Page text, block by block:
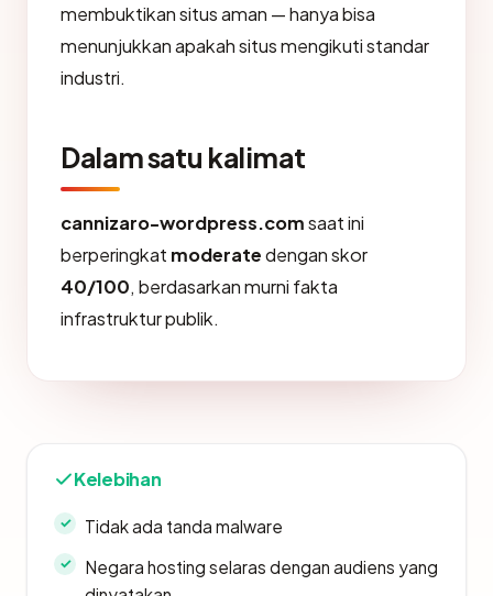
membuktikan situs aman — hanya bisa
menunjukkan apakah situs mengikuti standar
industri.
Dalam satu kalimat
cannizaro-wordpress.comsaat ini
berperingkat moderatedengan skor
40/100, berdasarkan murni fakta
infrastruktur publik.
Kelebihan
Tidak ada tanda malware
Negara hosting selaras dengan audiens yang